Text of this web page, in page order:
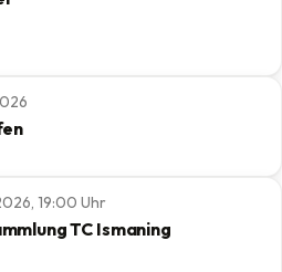
19:00 Uhr
TC Ismaning